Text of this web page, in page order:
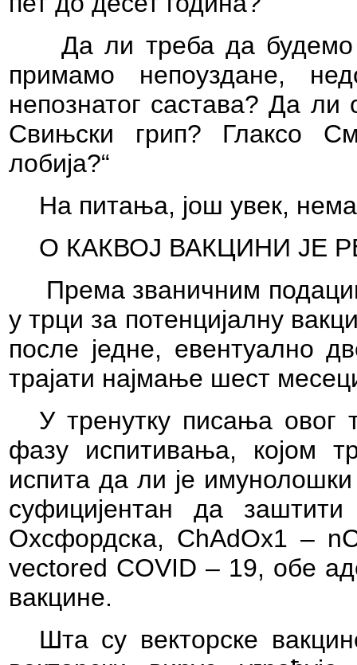
Да ли треба да будемо
примамо непоуздане,
непознатог састава? Да ли
Свињски грип? Глаксо
лобија?“
На питања, још увек,
О КАКВОЈ
Према званичним
у трци за потенцијалну
после једне, евентуално
трајати најмање шест
У тренутку писања овог
фазу испитивања, којом
испита да ли је
суфицијентан да
Оxсфордска, ChAdOx1 –
vectored COVID – 19, обе
вакцине.
Шта су векторске